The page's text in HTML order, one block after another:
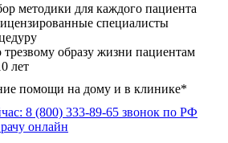
методики для каждого пациента
специалисты
образу жизни пациентам
лет
помощи на дому и в клинике*
8 (800) 333-89-65 звонок по РФ
онлайн